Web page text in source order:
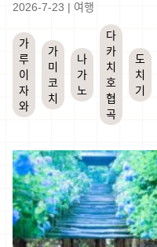
2026-7-23 | 여행
가
루
이
자
와
가
미
코
치
나
가
노
다
카
치
호
협
곡
도
치
기